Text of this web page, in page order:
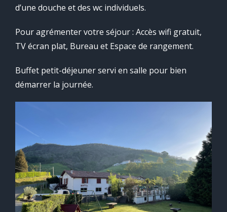
d’une douche et des wc individuels.
Pour agrémenter votre séjour : Accès wifi gratuit,
TV écran plat, Bureau et Espace de rangement.
Buffet petit-déjeuner servi en salle pour bien
démarrer la journée.